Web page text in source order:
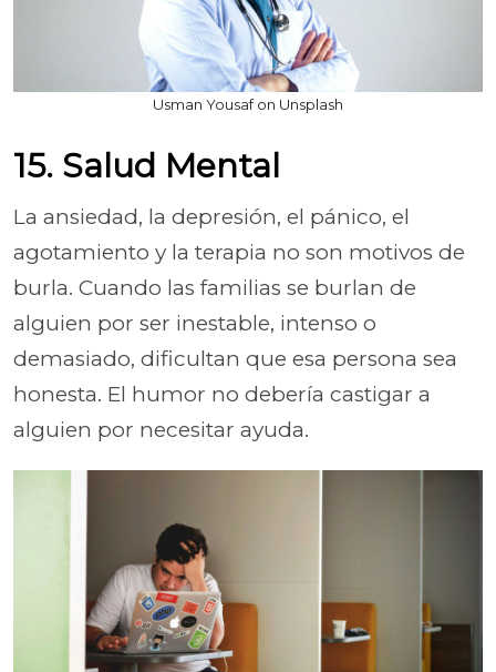
Usman Yousaf on Unsplash
15. Salud Mental
La ansiedad, la depresión, el pánico, el
agotamiento y la terapia no son motivos de
burla. Cuando las familias se burlan de
alguien por ser inestable, intenso o
demasiado, dificultan que esa persona sea
honesta. El humor no debería castigar a
alguien por necesitar ayuda.